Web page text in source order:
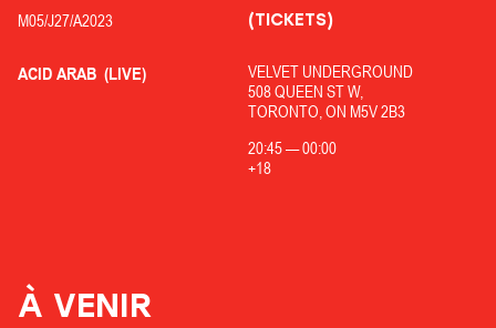
M05/J27/A2023
ACID ARAB (LIVE)
VELVET UNDERGROUND
508 QUEEN ST W,
TORONTO, ON M5V 2B3
20:45—00:00
+18
(TICKETS)
À VENIR